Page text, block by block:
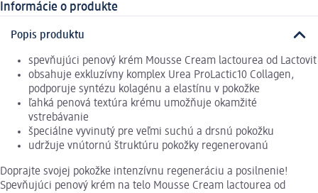
Informácie o produkte
Popis produktu
spevňujúci penový krém Mousse Cream lactourea od Lactovit
obsahuje exkluzívny komplex Urea ProLactic10 Collagen,
podporuje syntézu kolagénu a elastínu v pokožke
ľahká penová textúra krému umožňuje okamžité
vstrebávanie
špeciálne vyvinutý pre veľmi suchú a drsnú pokožku
udržuje vnútornú štruktúru pokožky regenerovanú
Doprajte svojej pokožke intenzívnu regeneráciu a posilnenie!
Spevňujúci penový krém na telo Mousse Cream lactourea od